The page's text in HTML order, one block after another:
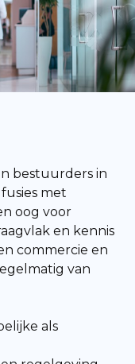
bestuurders in
met
oog voor
en kennis
commercie en
van
als